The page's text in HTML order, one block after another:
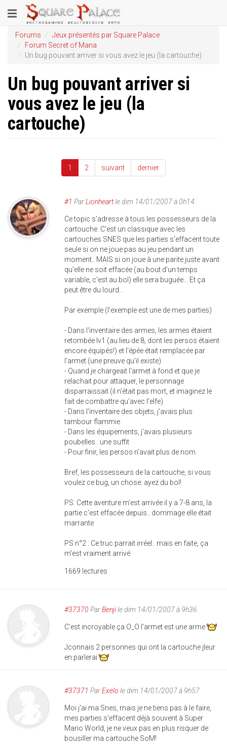
au
contenu
principal
Toggle
navigation
Forums
Jeux présentés par Square Palace
Forum Secret of Mana
Un bug pouvant arriver si vous avez le jeu (la cartouche)
Un bug pouvant arriver si
vous avez le jeu (la
cartouche)
1 2 suivant dernier
#1 ParLionheartledim 14/01/2007 à 0h14
Ce topic s'adresse à tous les possesseurs de la
cartouche. C'est un classique avec les
cartouches SNES que les parties s'effacent toute
seule si on ne joue pas au jeu pendant un
moment.. MAIS si on joue à une parite juste avant
qu'elle ne soit effacée (au bout d'un temps
variable, c'est au bol) elle sera buguée... Et ça
peut être du lourd...
Par exemple (l'exemple est une de mes parties)
- Dans l'inventaire des armes, les armes étaient
retombée lv1 (au lieu de 8, dont les persos étaient
encore équipés!) et l'épée était remplacée par
l'armet (une preuve qu'il existe)
- Quand je chargeait l'armet à fond et que je
relachait pour attaquer, le personnage
disparraissait (il n'était pas mort, et imaginez le
fait de combattre qu'avec l'elfe)
- Dans l'inventaire des objets, j'avais plus
tambour flammie
- Dans les équipements, j'avais plusieurs
poubelles.. une suffit
- Pour finir, les persos n'avait plus de nom
Bref, les possesseurs de la cartouche, si vous
voulez ce bug, un chose: ayez du bol!
PS: Cette aventure m'est arrivée il y a 7-8 ans, la
partie c'est effacée depuis.. dommage elle était
marrante
PS n°2 : Ce truc parrait irréel.. mais en faite, ça
m'est vraiment arrivé
1669 lectures
#37370 ParBenjile dim 14/01/2007 à 9h36
C'est incroyable ça O_O l'armet est une arme
Jconnais 2 personnes qui ont la cartouche jleur
en parlerai
#37371 ParExelo le dim 14/01/2007 à 9h57
Moi j'ai ma Snes, mais je ne tiens pas à le faire,
mes parties s'effacent déjà souvent à Super
Mario World, je ne veux pas en plus risquer de
bousiller ma cartouche SoM!